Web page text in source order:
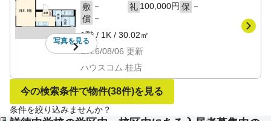
写真を見る
敷 － 礼 100,000円 保 －
償 －
1階/ 1K / 30.02㎡
2026/08/06 更新
ハウスコム 桂店
今の検索条件で物件(38件)を見る
条件を絞り込みませんか？